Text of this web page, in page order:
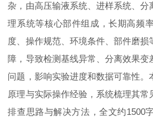
杂，由高压输液系统、进样系统、分
理系统等核心部件组成，长期高频
度、操作规范、环境条件、部件磨
障，导致检测基线异常、分离效果
问题，影响实验进度和数据可靠性
原理与实际操作经验，系统梳理其
排查思路与解决方法，全文约1500